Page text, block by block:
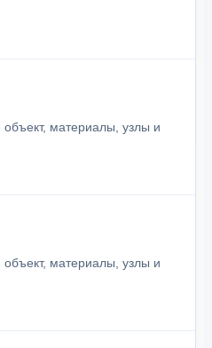
материалы, узлы и
материалы, узлы и